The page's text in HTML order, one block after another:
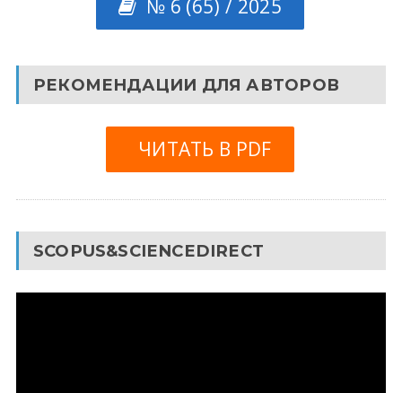
№ 6 (65) / 2025
РЕКОМЕНДАЦИИ ДЛЯ АВТОРОВ
ЧИТАТЬ В PDF
SCOPUS&SCIENCEDIRECT